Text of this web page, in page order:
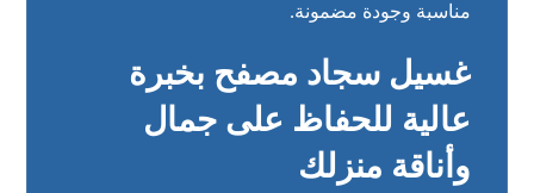
مناسبة وجودة مضمونة.
غسيل سجاد مصفح بخبرة
عالية للحفاظ على جمال
وأناقة منزلك